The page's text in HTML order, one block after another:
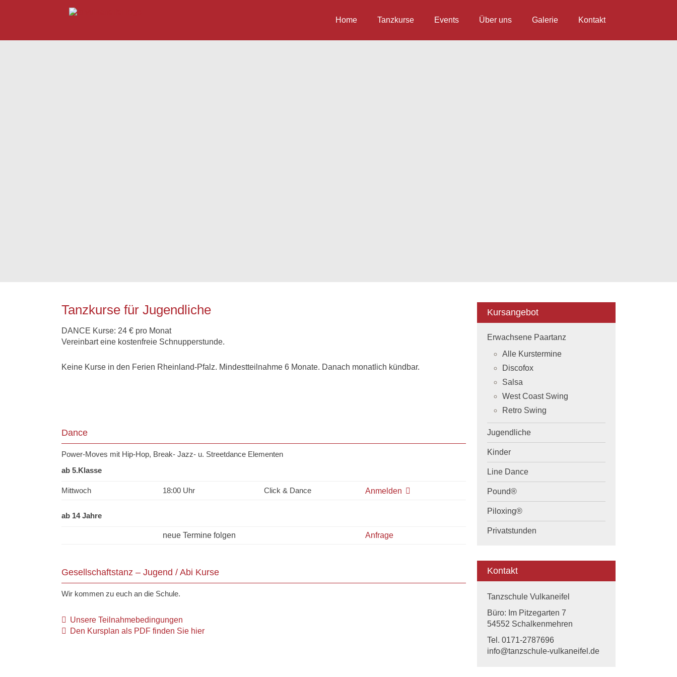
Home Tanzkurse Events Über uns Galerie Kontakt
Tanzkurse für Jugendliche
DANCE Kurse: 24 € pro Monat
Vereinbart eine kostenfreie Schnupperstunde.
Keine Kurse in den Ferien Rheinland-Pfalz. Mindestteilnahme 6 Monate. Danach monatlich kündbar.
Dance
Power-Moves mit Hip-Hop, Break- Jazz- u. Streetdance Elementen
ab 5.Klasse
Mittwoch 18:00 Uhr Click & Dance Anmelden
ab 14 Jahre
neue Termine folgen Anfrage
Gesellschaftstanz – Jugend / Abi Kurse
Wir kommen zu euch an die Schule.
Unsere Teilnahmebedingungen
Den Kursplan als PDF finden Sie hier
Kursangebot
Erwachsene Paartanz
Alle Kurstermine
Discofox
Salsa
West Coast Swing
Retro Swing
Jugendliche
Kinder
Line Dance
Pound®
Piloxing®
Privatstunden
Kontakt
Tanzschule Vulkaneifel
Büro: Im Pitzegarten 7
54552 Schalkenmehren
Tel. 0171-2787696
info@tanzschule-vulkaneifel.de